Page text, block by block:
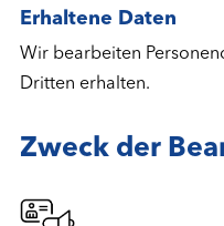
Erhaltene Daten
Wir bearbeiten
Dritten erhalten.
Zweck der